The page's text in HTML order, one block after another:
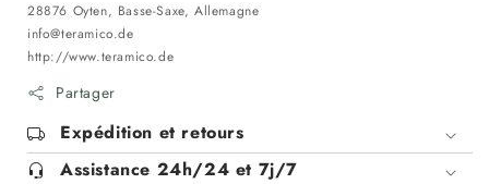
28876 Oyten, Basse-Saxe, Allemagne
info@teramico.de
http://www.teramico.de
Partager
Expédition et retours
Assistance 24h/24 et 7j/7